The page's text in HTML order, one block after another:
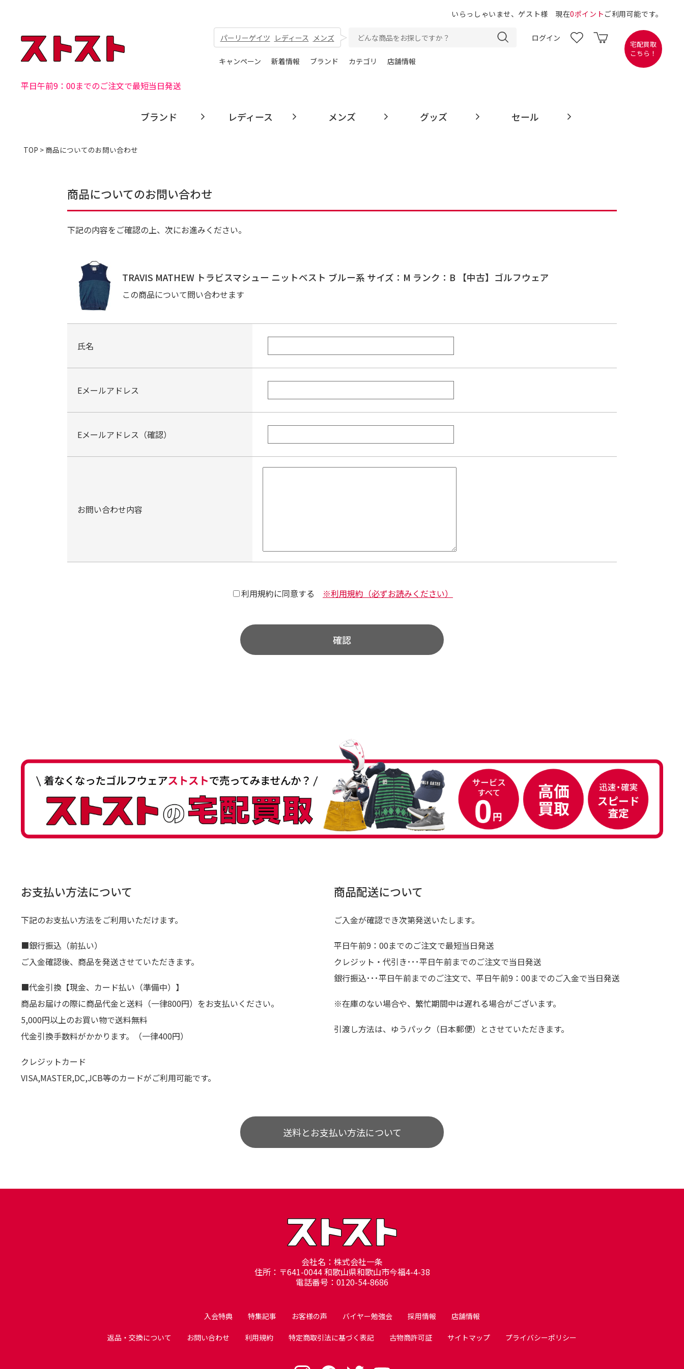
いらっしゃいませ、ゲスト様 現在0ポイント ご利用可能です。
パーリーゲイツ レディース メンズ ログイン
キャンペーン 新着情報 ブランド カテゴリ 店舗情報
宅配買取
こちら！
平日午前9：00までのご注文で最短当日発送
ブランド レディース メンズ グッズ セール
TOP > 商品についてのお問い合わせ
商品についてのお問い合わせ
下記の内容をご確認の上、次にお進みください。
TRAVIS MATHEW トラビスマシュー ニットベスト ブルー系 サイズ：M ランク：B 【中古】ゴルフウェア
この商品について問い合わせます
氏名
Eメールアドレス
Eメールアドレス（確認）
お問い合わせ内容
利用規約に同意する ※利用規約（必ずお読みください）
お支払い方法について
下記のお支払い方法をご利用いただけます。
■銀行振込（前払い）
ご入金確認後、商品を発送させていただきます。
■代金引換【現金、カード払い（準備中）】
商品お届けの際に商品代金と送料（一律800円）をお支払いください。
5,000円以上のお買い物で送料無料
代金引換手数料がかかります。（一律400円）
クレジットカード
VISA,MASTER,DC,JCB等のカードがご利用可能です。
商品配送について
ご入金が確認でき次第発送いたします。
平日午前9：00までのご注文で最短当日発送
クレジット・代引き･･･平日午前までのご注文で当日発送
銀行振込･･･平日午前までのご注文で、平日午前9：00までのご入金で当日発送
※在庫のない場合や、繁忙期間中は遅れる場合がございます。
引渡し方法は、ゆうパック（日本郵便）とさせていただきます。
送料とお支払い方法について
会社名：株式会社一条
住所：〒641-0044 和歌山県和歌山市今福4-4-38
電話番号：0120-54-8686
入会特典 特集記事 お客様の声 バイヤー勉強会 採用情報 店舗情報
返品・交換について お問い合わせ 利用規約 特定商取引法に基づく表記 古物商許可証 サイトマップ プライバシーポリシー